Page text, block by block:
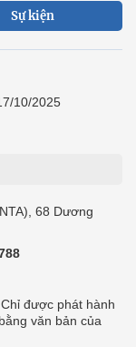
Sự kiện
10/2025
68 Dương
được phát hành
văn bản của